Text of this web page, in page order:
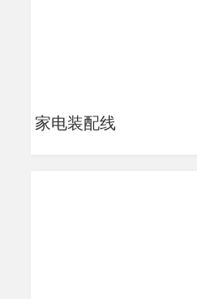
家电装配线